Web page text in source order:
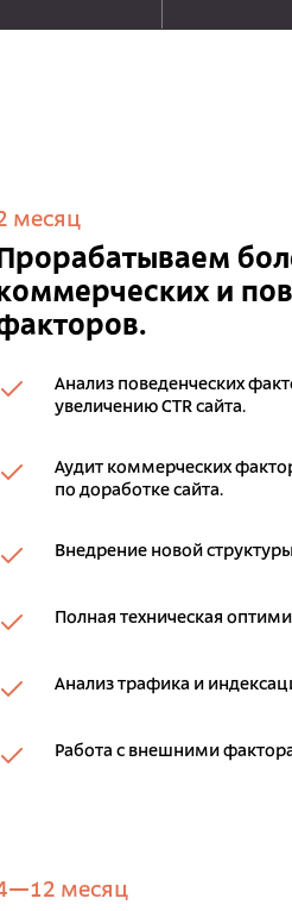
месяц
и
Анализ поведенческих
увеличению CTR сайта.
Аудит коммерческих
по доработке сайта.
Внедрение новой
Полная техническая
Анализ трафика и
Работа с внешними
месяц